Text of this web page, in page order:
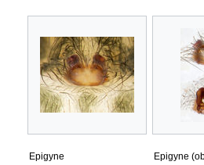
Epigyne
Epigyne